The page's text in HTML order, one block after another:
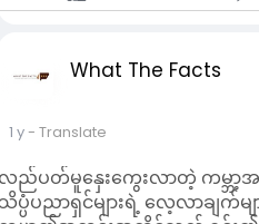
ရဝိတ်ကဖေး သည် မန္တလေးမြို့၏
ြသည့် နာမည်ကျော် ကဖေးနှင့်စာ
ည်။
ာတ်ပုံ- ကရဝိတ်ကဖေးစားသောက်
င့် ပြိုကျအပြီး မြင်ကွင်း။
What The Facts
1 y- Translate
ည်ပတ်မူနှေးကွေးလာတဲ့ ကမ္ဘ
ပ္ပံပညာရှင်များရဲ့ လေ့လာချက်မ